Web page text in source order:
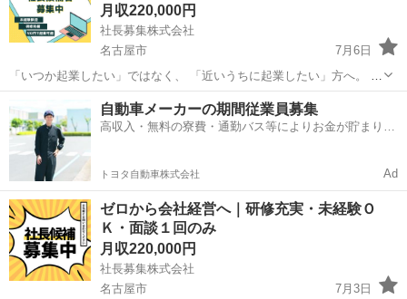
月収220,000円
社長募集株式会社
名古屋市
7月6日
「いつか起業したい」ではなく、 「近いうちに起業したい」方へ。 働
きながら経営を学び、 半年～１年で独立を目指せる環境です。 〈 こ
の仕事のポイント 〉 ・未経験からスタート可能 ・実務を通じて経...
名古屋市 その他 経営者
自動車メーカーの期間従業員募集
高収入・無料の寮費・通勤バス等によりお金が貯まりや
トヨタ自動車株式会社 Ad
ゼロから会社経営へ｜研修充実・未経験Ｏ
Ｋ・面談１回のみ
月収220,000円
社長募集株式会社
名古屋市
7月3日